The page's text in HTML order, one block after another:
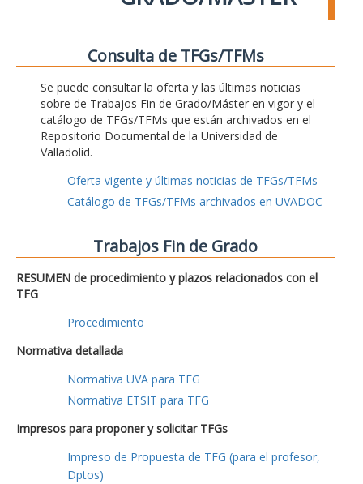
Consulta de TFGs/TFMs
Se puede consultar la oferta y las últimas noticias
sobre de Trabajos Fin de Grado/Máster en vigor y el
catálogo de TFGs/TFMs que están archivados en el
Repositorio Documental de la Universidad de
Valladolid.
Oferta vigente y últimas noticias de TFGs/TFMs
Catálogo de TFGs/TFMs archivados en UVADOC
Trabajos Fin de Grado
RESUMEN de procedimiento y plazos relacionados con el
TFG
Procedimiento
Normativa detallada
Normativa UVA para TFG
Normativa ETSIT para TFG
Impresos para proponer y solicitar TFGs
Impreso de Propuesta de TFG (para el profesor,
Dptos)